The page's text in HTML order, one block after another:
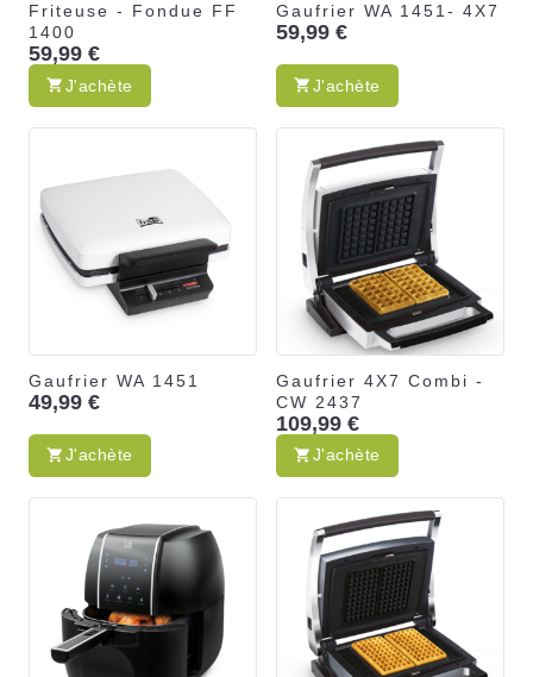
Friteuse - Fondue FF
1400
59,99 €
J'achète
Gaufrier WA 1451- 4X7
59,99 €
J'achète
Gaufrier WA 1451
49,99 €
J'achète
Gaufrier 4X7 Combi -
CW 2437
109,99 €
J'achète